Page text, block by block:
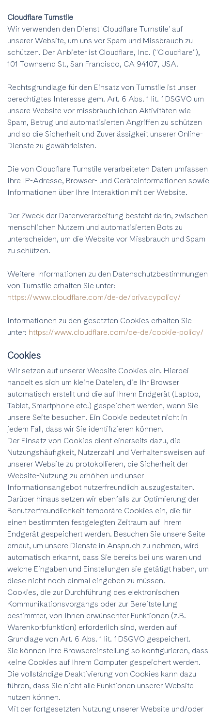
Cloudflare Turnstile
Wir verwenden den Dienst 'Cloudflare Turnstile' auf
unserer Website, um uns vor Spam und Missbrauch zu
schützen. Der Anbieter ist Cloudflare, Inc. ("Cloudflare"),
101 Townsend St., San Francisco, CA 94107, USA.
Rechtsgrundlage für den Einsatz von Turnstile ist unser
berechtigtes Interesse gem. Art. 6 Abs. 1 lit. f DSGVO um
unsere Website vor missbräuchlichen Aktivitäten wie
Spam, Betrug und automatisierten Angriffen zu schützen
und so die Sicherheit und Zuverlässigkeit unserer Online-
Dienste zu gewährleisten.
Die von Cloudflare Turnstile verarbeiteten Daten umfassen
Ihre IP-Adresse, Browser- und Geräteinformationen sowie
Informationen über Ihre Interaktion mit der Website.
Der Zweck der Datenverarbeitung besteht darin, zwischen
menschlichen Nutzern und automatisierten Bots zu
unterscheiden, um die Website vor Missbrauch und Spam
zu schützen.
Weitere Informationen zu den Datenschutzbestimmungen
von Turnstile erhalten Sie unter:
https://www.cloudflare.com/de-de/privacypolicy/
Informationen zu den gesetzten Cookies erhalten Sie
unter: https://www.cloudflare.com/de-de/cookie-policy/
Cookies
Wir setzen auf unserer Website Cookies ein. Hierbei
handelt es sich um kleine Dateien, die Ihr Browser
automatisch erstellt und die auf Ihrem Endgerät (Laptop,
Tablet, Smartphone etc.) gespeichert werden, wenn Sie
unsere Seite besuchen. Ein Cookie bedeutet nicht in
jedem Fall, dass wir Sie identifizieren können.
Der Einsatz von Cookies dient einerseits dazu, die
Nutzungshäufigkeit, Nutzerzahl und Verhaltensweisen auf
unserer Website zu protokollieren, die Sicherheit der
Website-Nutzung zu erhöhen und unser
Informationsangebot nutzerfreundlich auszugestalten.
Darüber hinaus setzen wir ebenfalls zur Optimierung der
Benutzerfreundlichkeit temporäre Cookies ein, die für
einen bestimmten festgelegten Zeitraum auf Ihrem
Endgerät gespeichert werden. Besuchen Sie unsere Seite
erneut, um unsere Dienste in Anspruch zu nehmen, wird
automatisch erkannt, dass Sie bereits bei uns waren und
welche Eingaben und Einstellungen sie getätigt haben, um
diese nicht noch einmal eingeben zu müssen.
Cookies, die zur Durchführung des elektronischen
Kommunikationsvorgangs oder zur Bereitstellung
bestimmter, von Ihnen erwünschter Funktionen (z.B.
Warenkorbfunktion) erforderlich sind, werden auf
Grundlage von Art. 6 Abs. 1 lit. f DSGVO gespeichert.
Sie können Ihre Browsereinstellung so konfigurieren, dass
keine Cookies auf Ihrem Computer gespeichert werden.
Die vollständige Deaktivierung von Cookies kann dazu
führen, dass Sie nicht alle Funktionen unserer Website
nutzen können.
Mit der fortgesetzten Nutzung unserer Website und/oder